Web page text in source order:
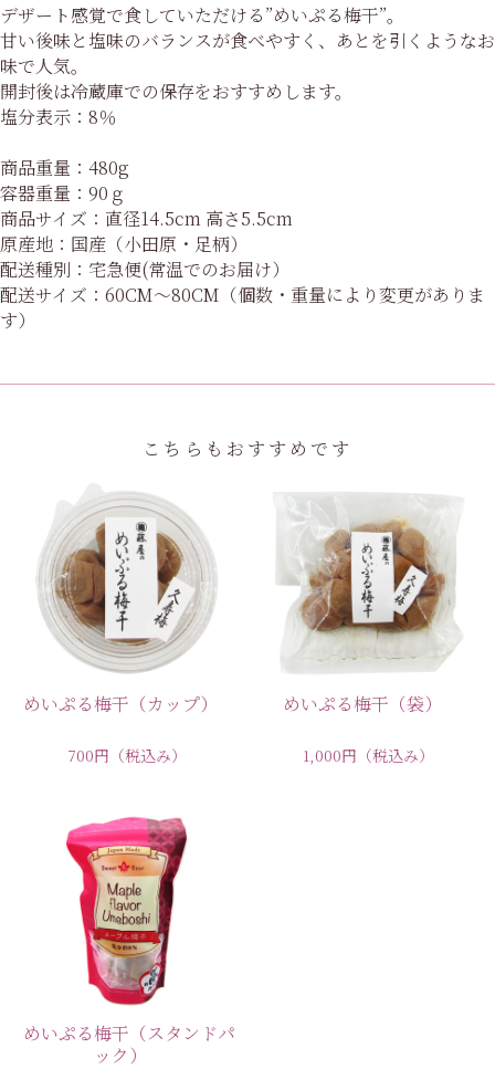
デザート感覚で食していただける”めいぷる梅干”。
甘い後味と塩味のバランスが食べやすく、あとを引くようなお
味で人気。
開封後は冷蔵庫での保存をおすすめします。
塩分表示：8％
商品重量：480g
容器重量：90ｇ
商品サイズ：直径14.5cm 高さ5.5cm
原産地：国産（小田原・足柄）
配送種別：宅急便(常温でのお届け）
配送サイズ：60CM～80CM（個数・重量により変更がありま
す）
こちらもおすすめです
めいぷる梅干（カップ）
700円 （税込み）
めいぷる梅干（袋）
1,000円 （税込み）
めいぷる梅干（スタンドパ
ック）